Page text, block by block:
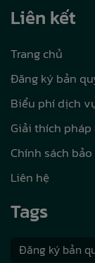
Liên kết
Trang chủ
Đăng ký bản
Biểu phí dịch
Giải thích
Chính sách
Liên hệ
Tags
Đăng ký bản